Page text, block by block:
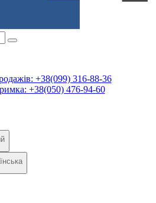
+38(099) 316-88-36
+38(050) 476-94-60